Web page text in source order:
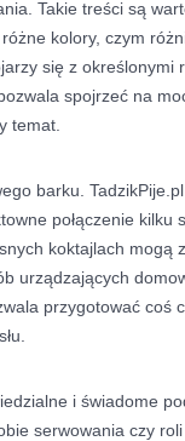
Takie treści są
kolory, czym
się z określonymi
spojrzeć na
temat.
barku.
połączenie kilku
koktajlach mogą
urządzających
przygotować coś
i świadome
serwowania czy